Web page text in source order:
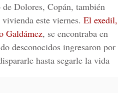
Dolores, Copán, también
este viernes. El exedil,
Galdámez, se encontraba en
desconocidos ingresaron por
hasta segarle la vida